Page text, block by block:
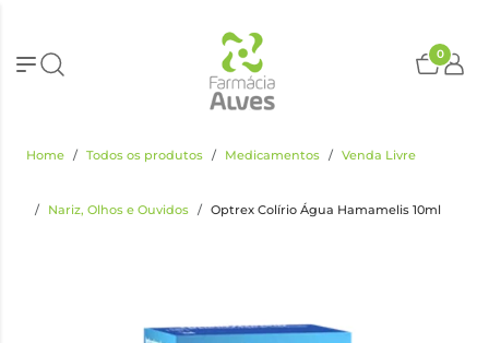
0
Home Todos os produtos Medicamentos Venda Livre
Nariz, Olhos e Ouvidos Optrex Colírio Água Hamamelis 10ml